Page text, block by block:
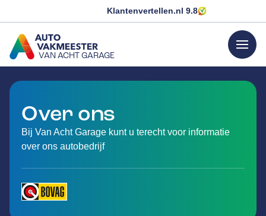
Klantenvertellen.nl 9.8
VAN ACHT GARAGE
GA NAAR DE HOMEPAGINA
menu
Over ons
Bij Van Acht Garage kunt u terecht voor informatie
over ons autobedrijf